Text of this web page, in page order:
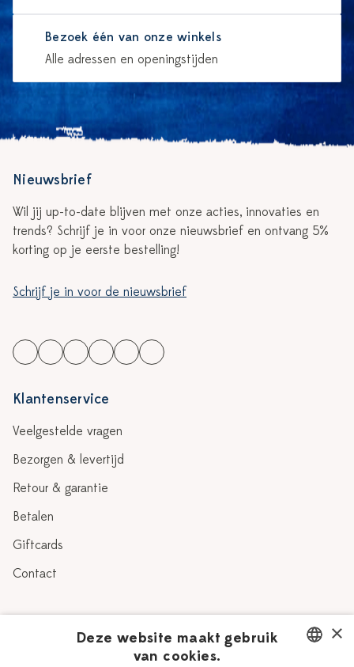
Bezoek één van onze winkels
Alle adressen en openingstijden
Nieuwsbrief
Wil jij up-to-date blijven met onze acties, innovaties en
trends? Schrijf je in voor onze nieuwsbrief en ontvang 5%
korting op je eerste bestelling!
Schrijf je in voor de nieuwsbrief
Klantenservice
Veelgestelde vragen
Bezorgen & levertijd
Retour & garantie
Betalen
Giftcards
Contact
Delfts Blauw
×
Deze website maakt gebruik
van cookies.